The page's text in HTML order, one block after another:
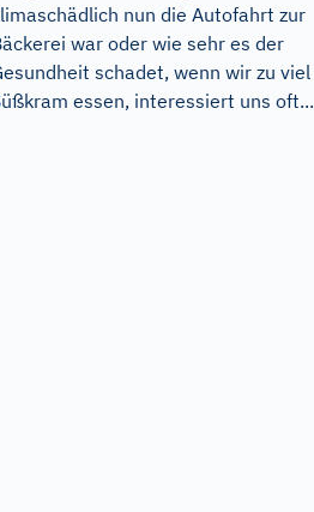
nun die Autofahrt zur
war oder wie sehr es der
schadet, wenn wir zu viel
essen, interessiert uns oft...